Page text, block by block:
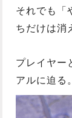
それでも「
ちだけは消
プレイヤー
アルに迫る。